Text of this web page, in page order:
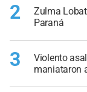
2
Zulma
Paraná
3
Violento
maniataron